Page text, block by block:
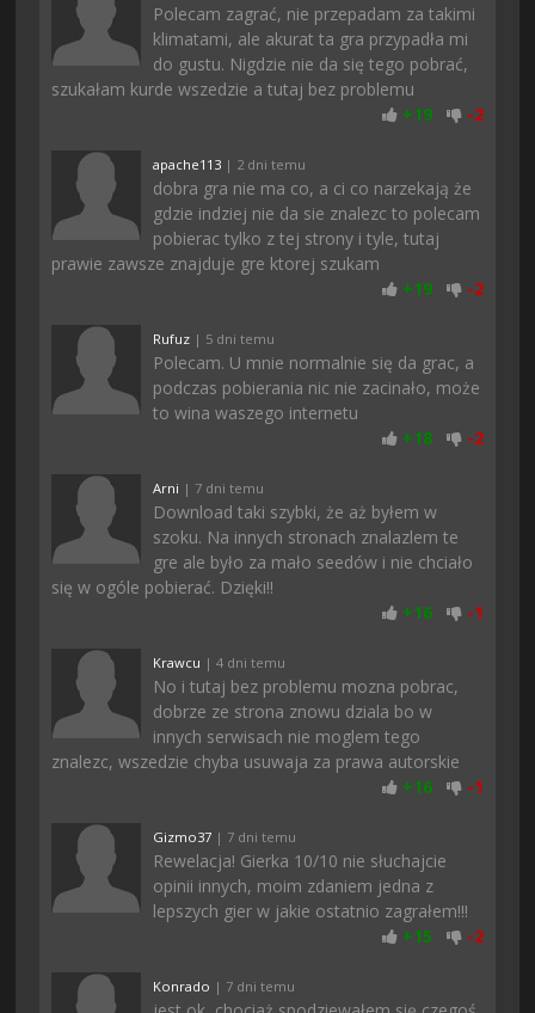
Polecam zagrać, nie przepadam za takimi
klimatami, ale akurat ta gra przypadła mi
do gustu. Nigdzie nie da się tego pobrać,
szukałam kurde wszedzie a tutaj bez problemu
+19 -2
apache113 | 2 dni temu
dobra gra nie ma co, a ci co narzekają że
gdzie indziej nie da sie znalezc to polecam
pobierac tylko z tej strony i tyle, tutaj
prawie zawsze znajduje gre ktorej szukam
+19 -2
Rufuz | 5 dni temu
Polecam. U mnie normalnie się da grac, a
podczas pobierania nic nie zacinało, może
to wina waszego internetu
+18 -2
Arni | 7 dni temu
Download taki szybki, że aż byłem w
szoku. Na innych stronach znalazlem te
gre ale było za mało seedów i nie chciało
się w ogóle pobierać. Dzięki!!
+16 -1
Krawcu | 4 dni temu
No i tutaj bez problemu mozna pobrac,
dobrze ze strona znowu dziala bo w
innych serwisach nie moglem tego
znalezc, wszedzie chyba usuwaja za prawa autorskie
+16 -1
Gizmo37 | 7 dni temu
Rewelacja! Gierka 10/10 nie słuchajcie
opinii innych, moim zdaniem jedna z
lepszych gier w jakie ostatnio zagrałem!!!
+15 -2
Konrado | 7 dni temu